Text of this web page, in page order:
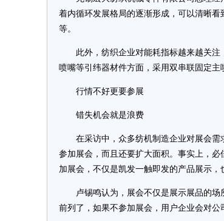
着内循环发展格局的逐渐形成，可以清晰
等。
此外，纺织企业对能耗指标越来越关注
喷嘴等引纬器材件方面，采用双串联固定
行情不好更要参展
错失机会就是浪费
在采访中，众多纺机制造企业对展会需
参加展会，而且还要扩大面积。事实上，
加展会，不仅是凯发一触即发的产品展示
卢锡鸣认为，展会不仅是展示展品的场
前列了，如果不参加展会，用户企业会对